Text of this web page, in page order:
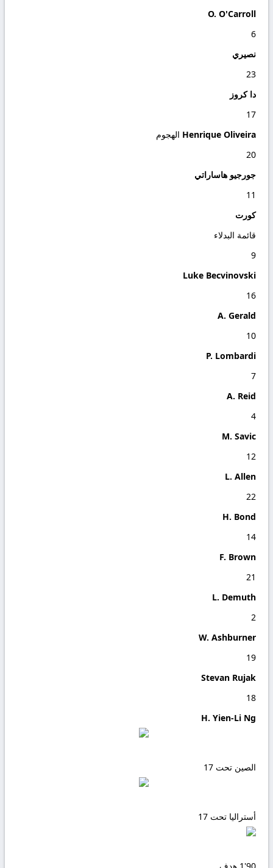
O. O'Carroll
6
نصيري
23
دا كروز
17
Henrique Oliveira الهجوم
20
جورجيو هاساراتي
11
كورت
قائمة البدلاء
9
Luke Becvinovski
16
A. Gerald
10
P. Lombardi
7
A. Reid
4
M. Savic
12
L. Allen
22
H. Bond
14
F. Brown
21
L. Demuth
2
W. Ashburner
19
Stevan Rujak
18
H. Yien-Li Ng
الصين تحت 17
أستراليا تحت 17